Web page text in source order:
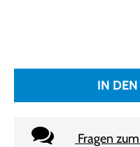
IN
Fragen